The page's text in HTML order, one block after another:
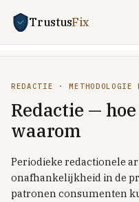
TrustusFix
Saldering-stop 2027
REDACTIE · METHODOLOGIE
Redactie —
waarom
Periodieke redactionele
onafhankelijkheid in de
patronen consumenten